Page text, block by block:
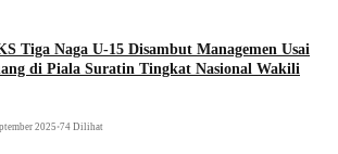
Tiga Naga U-15 Disambut Managemen Usai
di Piala Suratin Tingkat Nasional Wakili
2025•74 Dilihat